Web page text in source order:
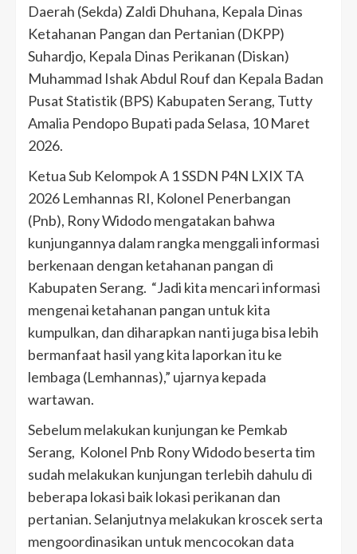
Daerah (Sekda) Zaldi Dhuhana, Kepala Dinas
Ketahanan Pangan dan Pertanian (DKPP)
Suhardjo, Kepala Dinas Perikanan (Diskan)
Muhammad Ishak Abdul Rouf dan Kepala Badan
Pusat Statistik (BPS) Kabupaten Serang, Tutty
Amalia Pendopo Bupati pada Selasa, 10 Maret
2026.
Ketua Sub Kelompok A 1 SSDN P4N LXIX TA
2026 Lemhannas RI, Kolonel Penerbangan
(Pnb), Rony Widodo mengatakan bahwa
kunjungannya dalam rangka menggali informasi
berkenaan dengan ketahanan pangan di
Kabupaten Serang. “Jadi kita mencari informasi
mengenai ketahanan pangan untuk kita
kumpulkan, dan diharapkan nanti juga bisa lebih
bermanfaat hasil yang kita laporkan itu ke
lembaga (Lemhannas),” ujarnya kepada
wartawan.
Sebelum melakukan kunjungan ke Pemkab
Serang, Kolonel Pnb Rony Widodo beserta tim
sudah melakukan kunjungan terlebih dahulu di
beberapa lokasi baik lokasi perikanan dan
pertanian. Selanjutnya melakukan kroscek serta
mengoordinasikan untuk mencocokan data